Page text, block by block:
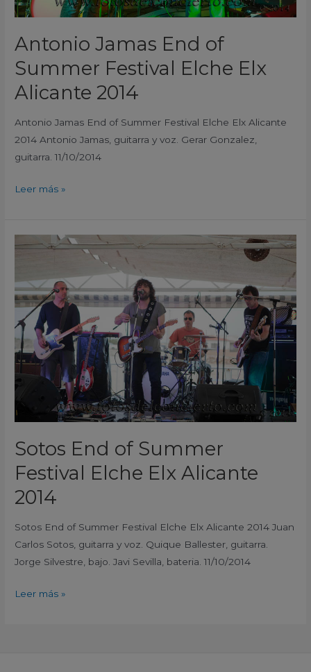
Antonio Jamas End of
Summer Festival Elche Elx
Alicante 2014
Antonio Jamas End of Summer Festival Elche Elx Alicante
2014 Antonio Jamas, guitarra y voz. Gerar Gonzalez,
guitarra. 11/10/2014
Leer más »
Sotos End of Summer
Festival Elche Elx Alicante
2014
Sotos End of Summer Festival Elche Elx Alicante 2014 Juan
Carlos Sotos, guitarra y voz. Quique Ballester, guitarra.
Jorge Silvestre, bajo. Javi Sevilla, bateria. 11/10/2014
Sotos
Summer
Festival
Elche
Elx
Alicante
Leer más »